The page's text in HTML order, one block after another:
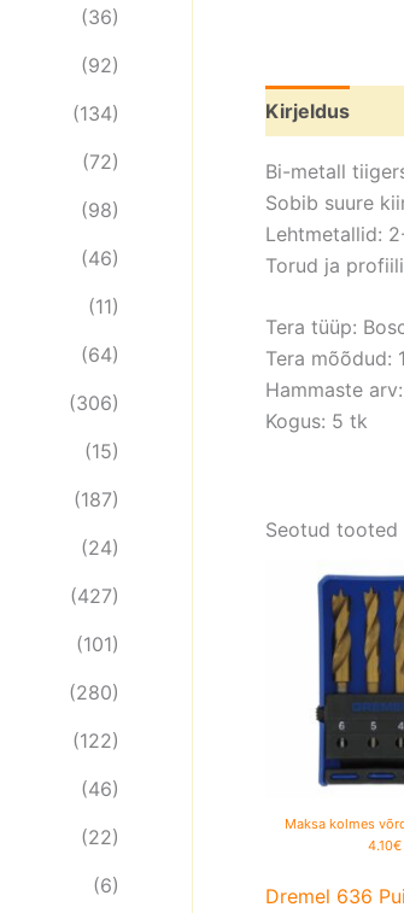
(36)
(92)
(134)
(72)
(98)
(46)
(11)
(64)
(306)
(15)
(187)
(24)
(427)
(101)
(280)
(122)
(46)
(22)
(6)
Kirjeldus
Bi-metall
Sobib suure
Lehtmetallid:
Torud ja
Tera tüüp:
Tera mõõdud:
Hammaste
Kogus: 5 tk
Seotud tooted
Maksa kolmes
4.10€
Dremel 636